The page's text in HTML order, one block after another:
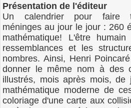
Présentation de l'éditeur
Un calendrier pour faire
méninges au jour le jour : 260
mathématique! L'être
ressemblances et les
nombres. Ainsi, Henri
donner le même nom à des
illustrés, mois après mois, de
mathématique moderne de
coloriage d'une carte aux